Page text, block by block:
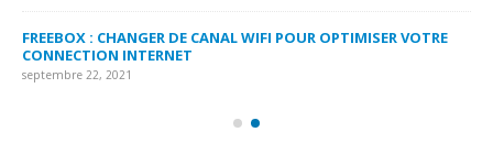
FREEBOX : CHANGER DE CANAL WIFI POUR OPTIMISER VOTRE
CONNECTION INTERNET
septembre 22, 2021